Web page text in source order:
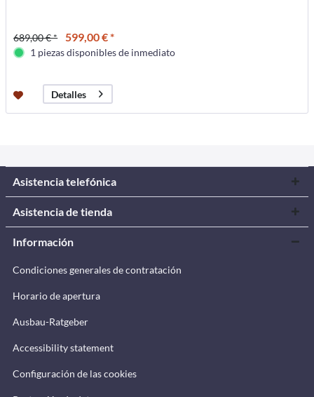
689,00 € * 599,00 € *
1 piezas disponibles de inmediato
Detalles
Asistencia telefónica
Asistencia de tienda
Información
Condiciones generales de contratación
Horario de apertura
Ausbau-Ratgeber
Accessibility statement
Configuración de las cookies